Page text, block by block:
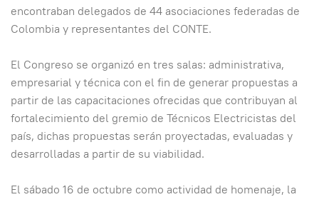
encontraban delegados de 44 asociaciones federadas de
Colombia y representantes del CONTE.
El Congreso se organizó en tres salas: administrativa,
empresarial y técnica con el fin de generar propuestas a
partir de las capacitaciones ofrecidas que contribuyan al
fortalecimiento del gremio de Técnicos Electricistas del
país, dichas propuestas serán proyectadas, evaluadas y
desarrolladas a partir de su viabilidad.
El sábado 16 de octubre como actividad de homenaje, la